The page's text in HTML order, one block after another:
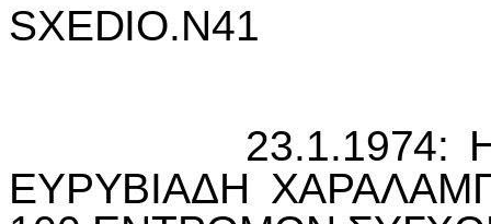
SXEDIO.N41
23.1.1974: Η
ΕΥΡΥΒIΑΔΗ